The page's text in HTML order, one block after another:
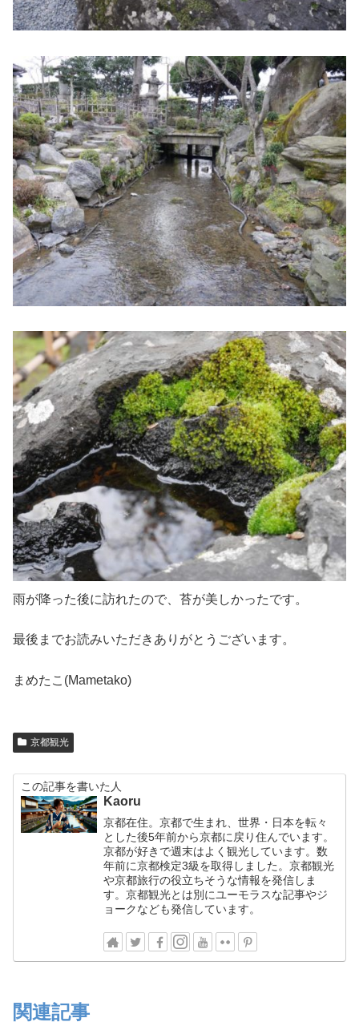
雨が降った後に訪れたので、苔が美しかったです。
最後までお読みいただきありがとうございます。
まめたこ(Mametako)
京都観光
この記事を書いた人
Kaoru
京都在住。京都で生まれ、世界・日本を転々
とした後5年前から京都に戻り住んでいます。
京都が好きで週末はよく観光しています。数
年前に京都検定3級を取得しました。京都観光
や京都旅行の役立ちそうな情報を発信しま
す。京都観光とは別にユーモラスな記事やジ
ョークなども発信しています。
関連記事